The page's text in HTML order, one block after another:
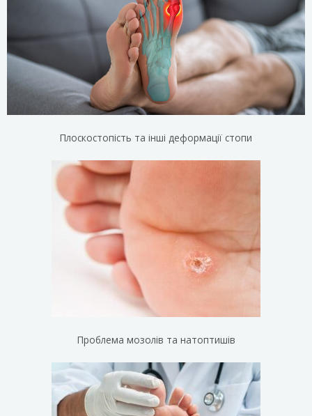
Плоскостопість та інші деформації стопи
Проблема мозолів та натоптишів